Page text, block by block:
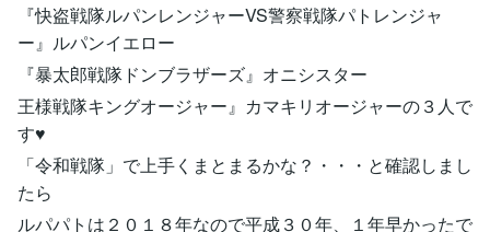
『快盗戦隊ルパンレンジャーVS警察戦隊パトレンジャ
ー』ルパンイエロー
『暴太郎戦隊ドンブラザーズ』オニシスター
王様戦隊キングオージャー』カマキリオージャーの３人で
す♥
「令和戦隊」で上手くまとまるかな？・・・と確認しまし
たら
ルパパトは２０１８年なので平成３０年、１年早かったで